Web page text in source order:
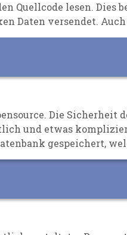
Quellcode lesen. Dies
Daten versendet.
. Die Sicherheit
und etwas
gespeichert,